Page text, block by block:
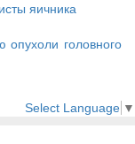
яичника
опухоли головного
Select Language ▼